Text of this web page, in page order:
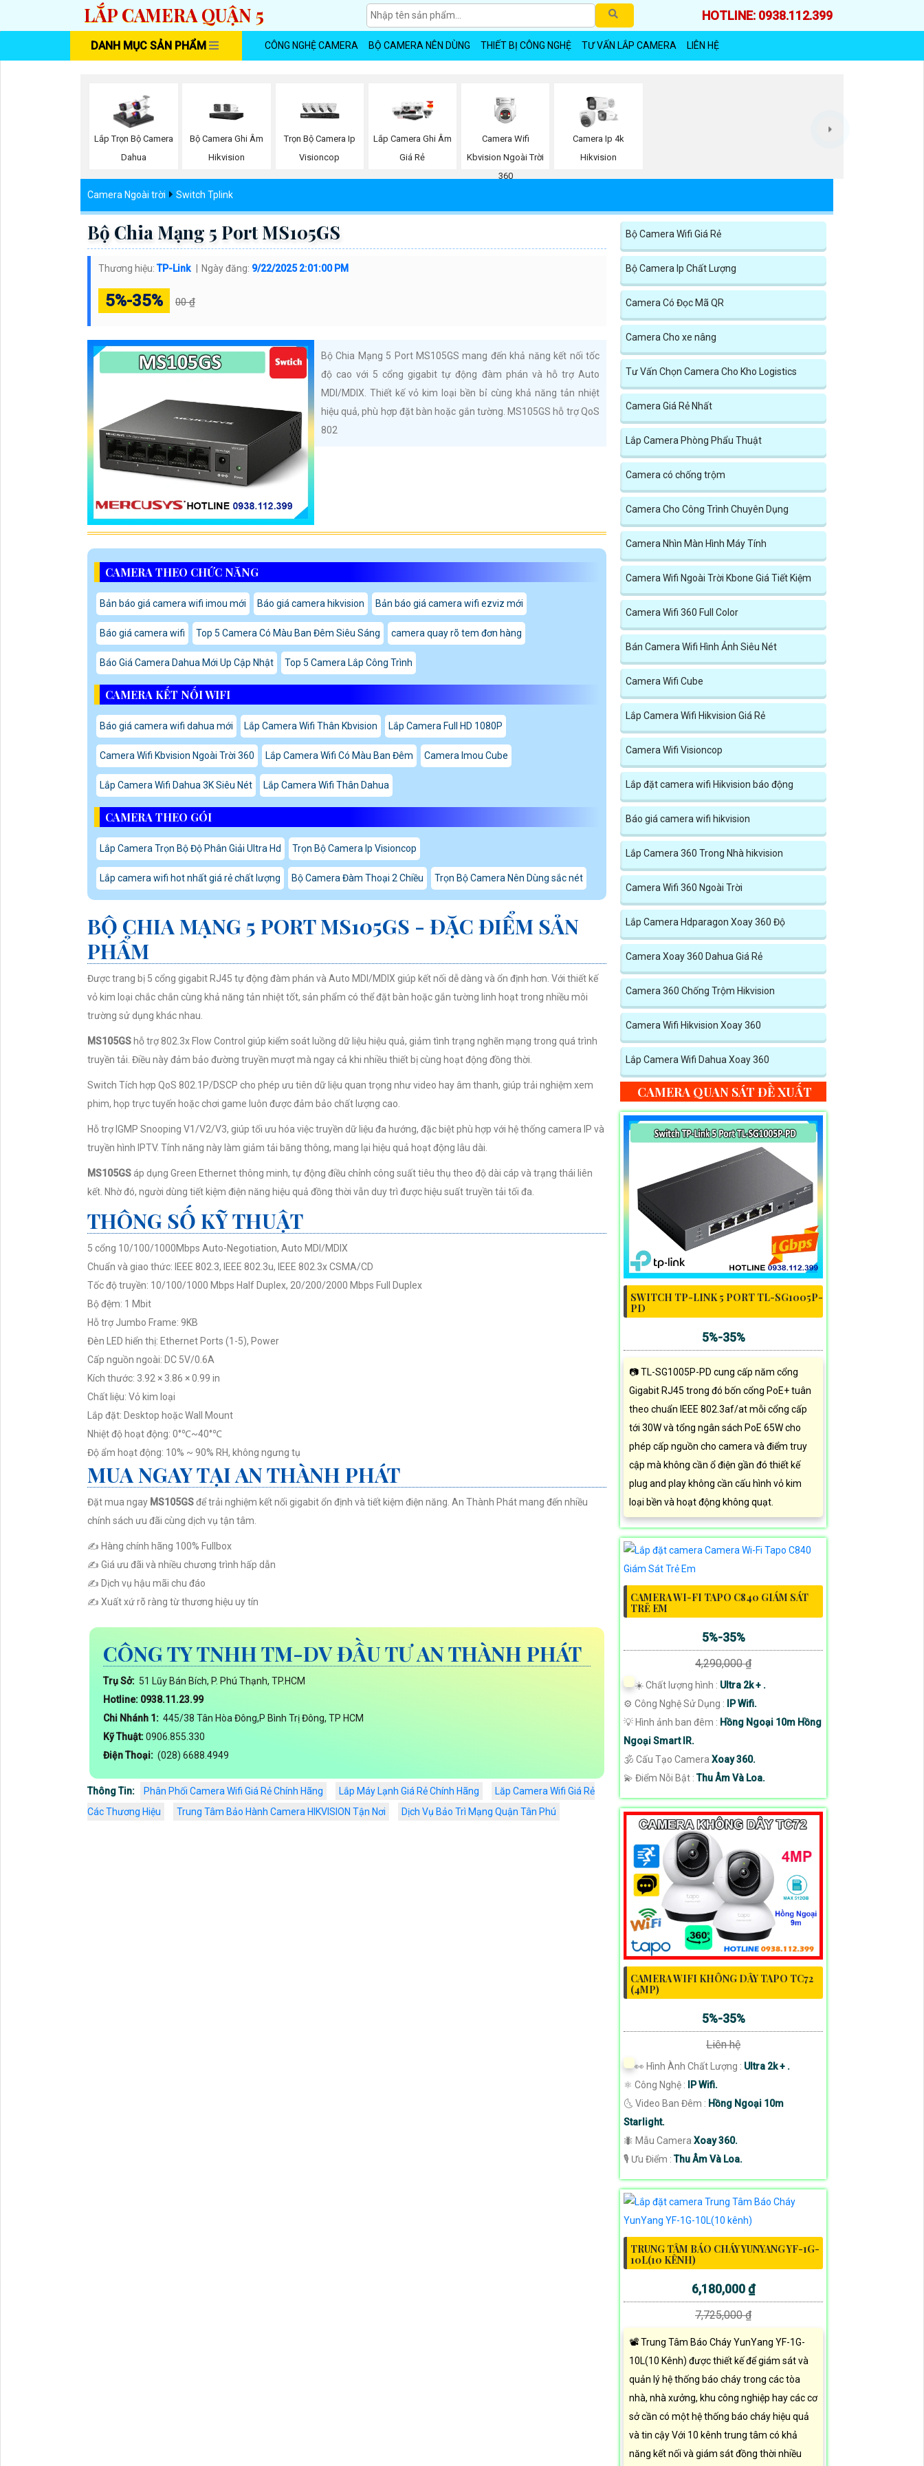
LẮP CAMERA QUẬN 5 HOTLINE: 0938.112.399
DANH MỤC SẢN PHẨM CÔNG NGHỆ CAMERA BỘ CAMERA NÊN DÙNG THIẾT BỊ CÔNG NGHỆ TƯ VẤN LẮP CAMERA LIÊN HỆ
Lắp Trọn Bộ Camera
Dahua
Bộ Camera Ghi Âm
Hikvision
Trọn Bộ Camera Ip
Visioncop
Lắp Camera Ghi Âm
Giá Rẻ
Camera Wifi
Kbvision Ngoài Trời
360
Camera Ip 4k
Hikvision
Camera Ngoài trời Switch Tplink
Bộ Chia Mạng 5 Port MS105GS
Thương hiệu:TP-Link Ngày đăng: 9/22/2025 2:01:00 PM
5%-35% 00 ₫
Bộ Chia Mạng 5 Port MS105GS mang đến khả năng kết nối tốc
độ cao với 5 cổng gigabit tự động đàm phán và hỗ trợ Auto
MDI/MDIX. Thiết kế vỏ kim loại bền bỉ cùng khả năng tản nhiệt
hiệu quả, phù hợp đặt bàn hoặc gắn tường. MS105GS hỗ trợ QoS
802
CAMERA THEO CHỨC NĂNG
Bản báo giá camera wifi imou mới Báo giá camera hikvision Bản báo giá camera wifi ezviz mới
Báo giá camera wifi Top 5 Camera Có Màu Ban Đêm Siêu Sáng camera quay rõ tem đơn hàng
Báo Giá Camera Dahua Mới Up Cập Nhật Top 5 Camera Lắp Công Trình
CAMERA KẾT NỐI WIFI
Báo giá camera wifi dahua mới Lắp Camera Wifi Thân Kbvision Lắp Camera Full HD 1080P
Camera Wifi Kbvision Ngoài Trời 360 Lắp Camera Wifi Có Màu Ban Đêm Camera Imou Cube
Lắp Camera Wifi Dahua 3K Siêu Nét Lắp Camera Wifi Thân Dahua
CAMERA THEO GÓI
Lắp Camera Trọn Bộ Độ Phân Giải Ultra Hd Trọn Bộ Camera Ip Visioncop
Lắp camera wifi hot nhất giá rẻ chất lượng Bộ Camera Đàm Thoại 2 Chiều Trọn Bộ Camera Nên Dùng sắc nét
BỘ CHIA MẠNG 5 PORT MS105GS - ĐẶC ĐIỂM SẢN
PHẨM
Được trang bị 5 cổng gigabit RJ45 tự động đàm phán và Auto MDI/MDIX giúp kết nối dễ dàng và ổn định hơn. Với thiết kế
vỏ kim loại chắc chắn cùng khả năng tản nhiệt tốt, sản phẩm có thể đặt bàn hoặc gắn tường linh hoạt trong nhiều môi
trường sử dụng khác nhau.
MS105GS hỗ trợ 802.3x Flow Control giúp kiểm soát luồng dữ liệu hiệu quả, giảm tình trạng nghẽn mạng trong quá trình
truyền tải. Điều này đảm bảo đường truyền mượt mà ngay cả khi nhiều thiết bị cùng hoạt động đồng thời.
Switch Tích hợp QoS 802.1P/DSCP cho phép ưu tiên dữ liệu quan trọng như video hay âm thanh, giúp trải nghiệm xem
phim, họp trực tuyến hoặc chơi game luôn được đảm bảo chất lượng cao.
Hỗ trợ IGMP Snooping V1/V2/V3, giúp tối ưu hóa việc truyền dữ liệu đa hướng, đặc biệt phù hợp với hệ thống camera IP và
truyền hình IPTV. Tính năng này làm giảm tải băng thông, mang lại hiệu quả hoạt động lâu dài.
MS105GS áp dụng Green Ethernet thông minh, tự động điều chỉnh công suất tiêu thụ theo độ dài cáp và trạng thái liên
kết. Nhờ đó, người dùng tiết kiệm điện năng hiệu quả đồng thời vẫn duy trì được hiệu suất truyền tải tối đa.
THÔNG SỐ KỸ THUẬT
5 cổng 10/100/1000Mbps Auto-Negotiation, Auto MDI/MDIX
Chuẩn và giao thức: IEEE 802.3, IEEE 802.3u, IEEE 802.3x CSMA/CD
Tốc độ truyền: 10/100/1000 Mbps Half Duplex, 20/200/2000 Mbps Full Duplex
Bộ đệm: 1 Mbit
Hỗ trợ Jumbo Frame: 9KB
Đèn LED hiển thị: Ethernet Ports (1-5), Power
Cấp nguồn ngoài: DC 5V/0.6A
Kích thước: 3.92 × 3.86 × 0.99 in
Chất liệu: Vỏ kim loại
Lắp đặt: Desktop hoặc Wall Mount
Nhiệt độ hoạt động: 0°℃~40°℃
Độ ẩm hoạt động: 10% ~ 90% RH, không ngưng tụ
MUA NGAY TẠI AN THÀNH PHÁT
Đặt mua ngay MS105GSđể trải nghiệm kết nối gigabit ổn định và tiết kiệm điện năng. An Thành Phát mang đến nhiều
chính sách ưu đãi cùng dịch vụ tận tâm.
✍️ Hàng chính hãng 100% Fullbox
✍️ Giá ưu đãi và nhiều chương trình hấp dẫn
✍️ Dịch vụ hậu mãi chu đáo
✍️ Xuất xứ rõ ràng từ thương hiệu uy tín
CÔNG TY TNHH TM-DV ĐẦU TƯ AN THÀNH PHÁT
Trụ Sở: 51 Lũy Bán Bích, P. Phú Thạnh, TP.HCM
Hotline: 0938.11.23.99
Chi Nhánh 1: 445/38 Tân Hòa Đông,P Bình Trị Đông, TP HCM
Kỹ Thuật:0906.855.330
Điện Thoại: (028) 6688.4949
Thông Tin: Phân Phối Camera Wifi Giá Rẻ Chính Hãng Lắp Máy Lạnh Giá Rẻ Chính Hãng
Lăp Camera Wifi Giá Rẻ
Các Thương Hiệu
Trung Tâm Bảo Hành Camera HIKVISION Tận Nơi Dịch Vụ Bảo Trì Mạng Quận Tân Phú
Bộ Camera Wifi Giá Rẻ
Bộ Camera Ip Chất Lượng
Camera Có Đọc Mã QR
Camera Cho xe nâng
Tư Vấn Chọn Camera Cho Kho Logistics
Camera Giá Rẻ Nhất
Lắp Camera Phòng Phẩu Thuật
Camera có chống trộm
Camera Cho Công Trình Chuyên Dụng
Camera Nhìn Màn Hình Máy Tính
Camera Wifi Ngoài Trời Kbone Giá Tiết Kiệm
Camera Wifi 360 Full Color
Bán Camera Wifi Hình Ảnh Siêu Nét
Camera Wifi Cube
Lắp Camera Wifi Hikvision Giá Rẻ
Camera Wifi Visioncop
Lắp đặt camera wifi Hikvision báo động
Báo giá camera wifi hikvision
Lắp Camera 360 Trong Nhà hikvision
Camera Wifi 360 Ngoài Trời
Lắp Camera Hdparagon Xoay 360 Độ
Camera Xoay 360 Dahua Giá Rẻ
Camera 360 Chống Trộm Hikvision
Camera Wifi Hikvision Xoay 360
Lắp Camera Wifi Dahua Xoay 360
CAMERA QUAN SÁT ĐỀ XUẤT
SWITCH TP-LINK 5 PORT TL-SG1005P-
PD
5%-35%
📷 TL-SG1005P-PD cung cấp năm cổng
Gigabit RJ45 trong đó bốn cổng PoE+ tuân
theo chuẩn IEEE 802.3af/at mỗi cổng cấp
tới 30W và tổng ngân sách PoE 65W cho
phép cấp nguồn cho camera và điểm truy
cập mà không cần ổ điện gần đó thiết kế
plug and play không cần cấu hình vỏ kim
loại bền và hoạt động không quạt.
CAMERA WI-FI TAPO C840 GIÁM SÁT
TRẺ EM
5%-35%
4,290,000 ₫
☀️ Chất lượng hình : Ultra 2k + .
⚙ Công Nghệ Sử Dụng :
IP Wifi.
💡 Hình ảnh ban đêm : Hồng Ngoại 10m Hồng
Ngoại Smart IR.
🕉️ Cấu Tạo Camera Xoay 360.
️💫 Điểm Nỗi Bật :Thu Âm Và Loa.
CAMERA WIFI KHÔNG DÂY TAPO TC72
(4MP)
5%-35%
Liên hệ
️👀 Hình Ành Chất Lượng : Ultra 2k + .
⚛️ Công Nghệ :
IP Wifi.
🌜 Video Ban Đêm : Hồng Ngoại 10m
Starlight.
🐜 Mẫu Camera Xoay 360.
️🎙 Ưu Điểm :Thu Âm Và Loa.
TRUNG TÂM BÁO CHÁY YUNYANG YF-1G-
10L(10 KÊNH)
6,180,000 ₫
7,725,000 ₫
📽 Trung Tâm Báo Cháy YunYang YF-1G-
10L(10 Kênh) được thiết kế để giám sát và
quản lý hệ thống báo cháy trong các tòa
nhà, nhà xưởng, khu công nghiệp hay các cơ
sở cần có một hệ thống báo cháy hiệu quả
và tin cậy Với 10 kênh trung tâm có khả
năng kết nối và giám sát đồng thời nhiều